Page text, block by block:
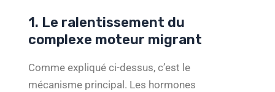
1. Le ralentissement du
complexe moteur migrant
Comme expliqué ci-dessus, c’est le
mécanisme principal. Les hormones